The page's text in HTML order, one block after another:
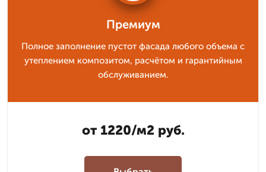
Премиум
Полное заполнение пустот фасада любого объема с
утеплением композитом, расчётом и гарантийным
обслуживанием.
от 1220/м2 руб.